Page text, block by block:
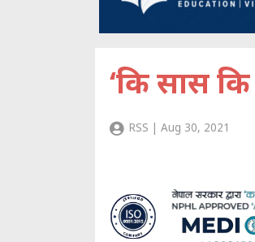
‘कि सास कि
RSS | Aug 30, 2021